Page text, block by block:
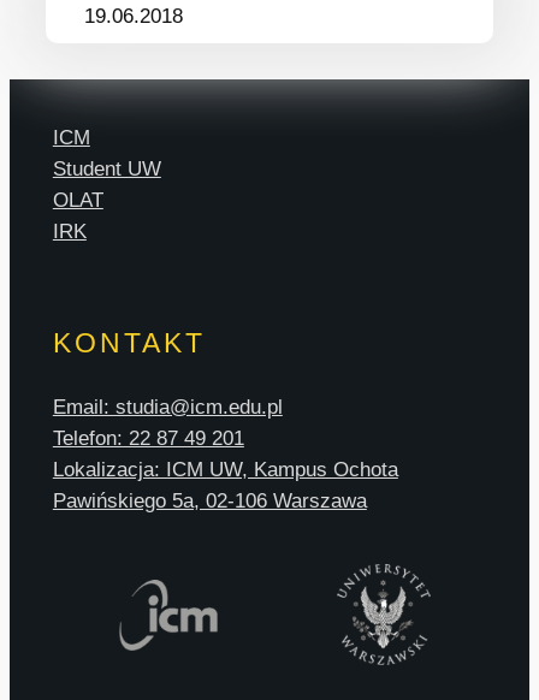
19.06.2018
ICM
Student UW
OLAT
IRK
KONTAKT
Email: studia@icm.edu.pl
Telefon: 22 87 49 201
Lokalizacja: ICM UW, Kampus Ochota
Pawińskiego 5a, 02-106 Warszawa